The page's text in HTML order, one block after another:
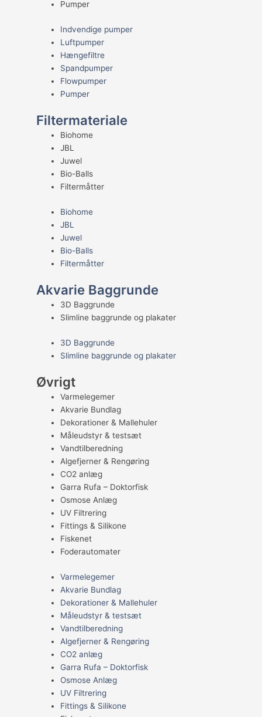
Pumper
Indvendige pumper
Luftpumper
Hængefiltre
Spandpumper
Flowpumper
Pumper
Filtermateriale
Biohome
JBL
Juwel
Bio-Balls
Filtermåtter
Biohome
JBL
Juwel
Bio-Balls
Filtermåtter
Akvarie Baggrunde
3D Baggrunde
Slimline baggrunde og plakater
3D Baggrunde
Slimline baggrunde og plakater
Øvrigt
Varmelegemer
Akvarie Bundlag
Dekorationer & Mallehuler
Måleudstyr & testsæt
Vandtilberedning
Algefjerner & Rengøring
CO2 anlæg
Garra Rufa – Doktorfisk
Osmose Anlæg
UV Filtrering
Fittings & Silikone
Fiskenet
Foderautomater
Varmelegemer
Akvarie Bundlag
Dekorationer & Mallehuler
Måleudstyr & testsæt
Vandtilberedning
Algefjerner & Rengøring
CO2 anlæg
Garra Rufa – Doktorfisk
Osmose Anlæg
UV Filtrering
Fittings & Silikone